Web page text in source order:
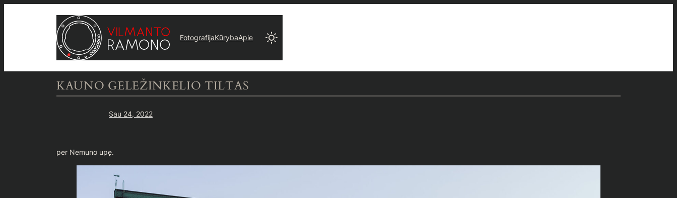
FotografijaKūrybaApie
KAUNO GELEŽINKELIO TILTAS
Sau 24, 2022
per Nemuno upę.